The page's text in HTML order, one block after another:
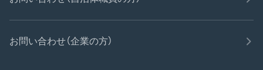
お問い合わせ（企業の方）